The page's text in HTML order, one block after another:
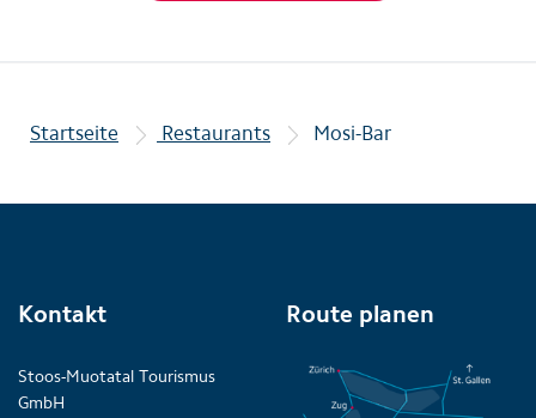
Startseite Restaurants Mosi-Bar
Kontakt
Stoos-Muotatal Tourismus
GmbH
Route planen